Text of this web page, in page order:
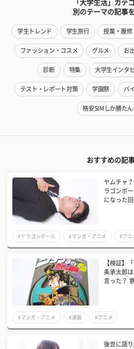
「大学生活」カテ
別のテーマの記事
学生トレンド 学生旅行 授業・履修
ファッション・コスメ グルメ お
診断 特集 大学生インタ
テスト・レポート対策 学園祭 バ
格安SIMしか勝たん
おすすめの記
ヤムチャ
ラゴンボ
になった
#ドラゴンボール #マンガ・アニメ #アニ
【検証】
条承太郎
言った？
#マンガ・アニメ #漫画 #アニメ
後世に語